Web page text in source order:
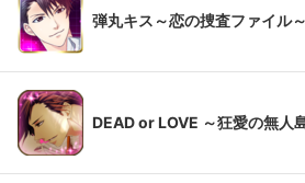
弾丸キス～恋の捜査ファイル～
DEAD or LOVE ～狂愛の無人